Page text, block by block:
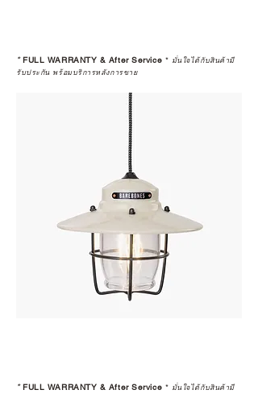
*FULL WARRANTY & After Service * มั่นใจได้กับสินค้ามี
รับประกัน พร้อมบริการหลังการขาย
*FULL WARRANTY & After Service * มั่นใจได้กับสินค้ามี